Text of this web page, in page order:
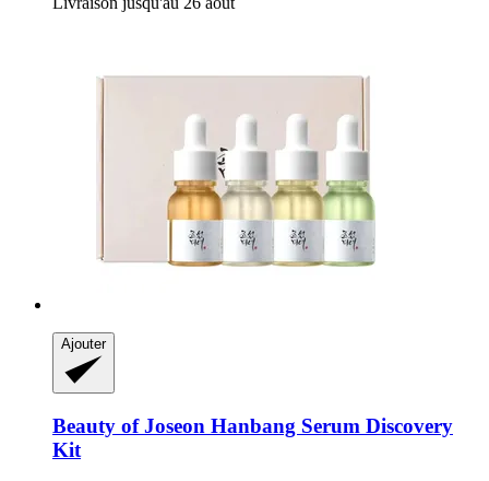
Ajouter
Beauty of Joseon Hanbang Serum Discovery
Kit